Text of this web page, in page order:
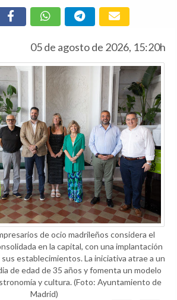
05 de agosto de 2026, 15:20h
de ocio madrileños considera el
en la capital, con una implantación
establecimientos. La iniciativa atrae a un
de edad de 35 años y fomenta un modelo
y cultura.(Foto: Ayuntamiento de
Madrid)